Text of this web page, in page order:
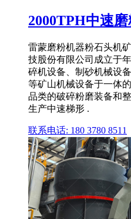
2000TPH中速
雷蒙磨粉机器粉石头机
技股份有限公司成立于
碎机设备、制砂机械设
等矿山机械设备于一体
品类的破碎粉磨装备和
生产中速梯形 .
联系电话: 180 3780 8511